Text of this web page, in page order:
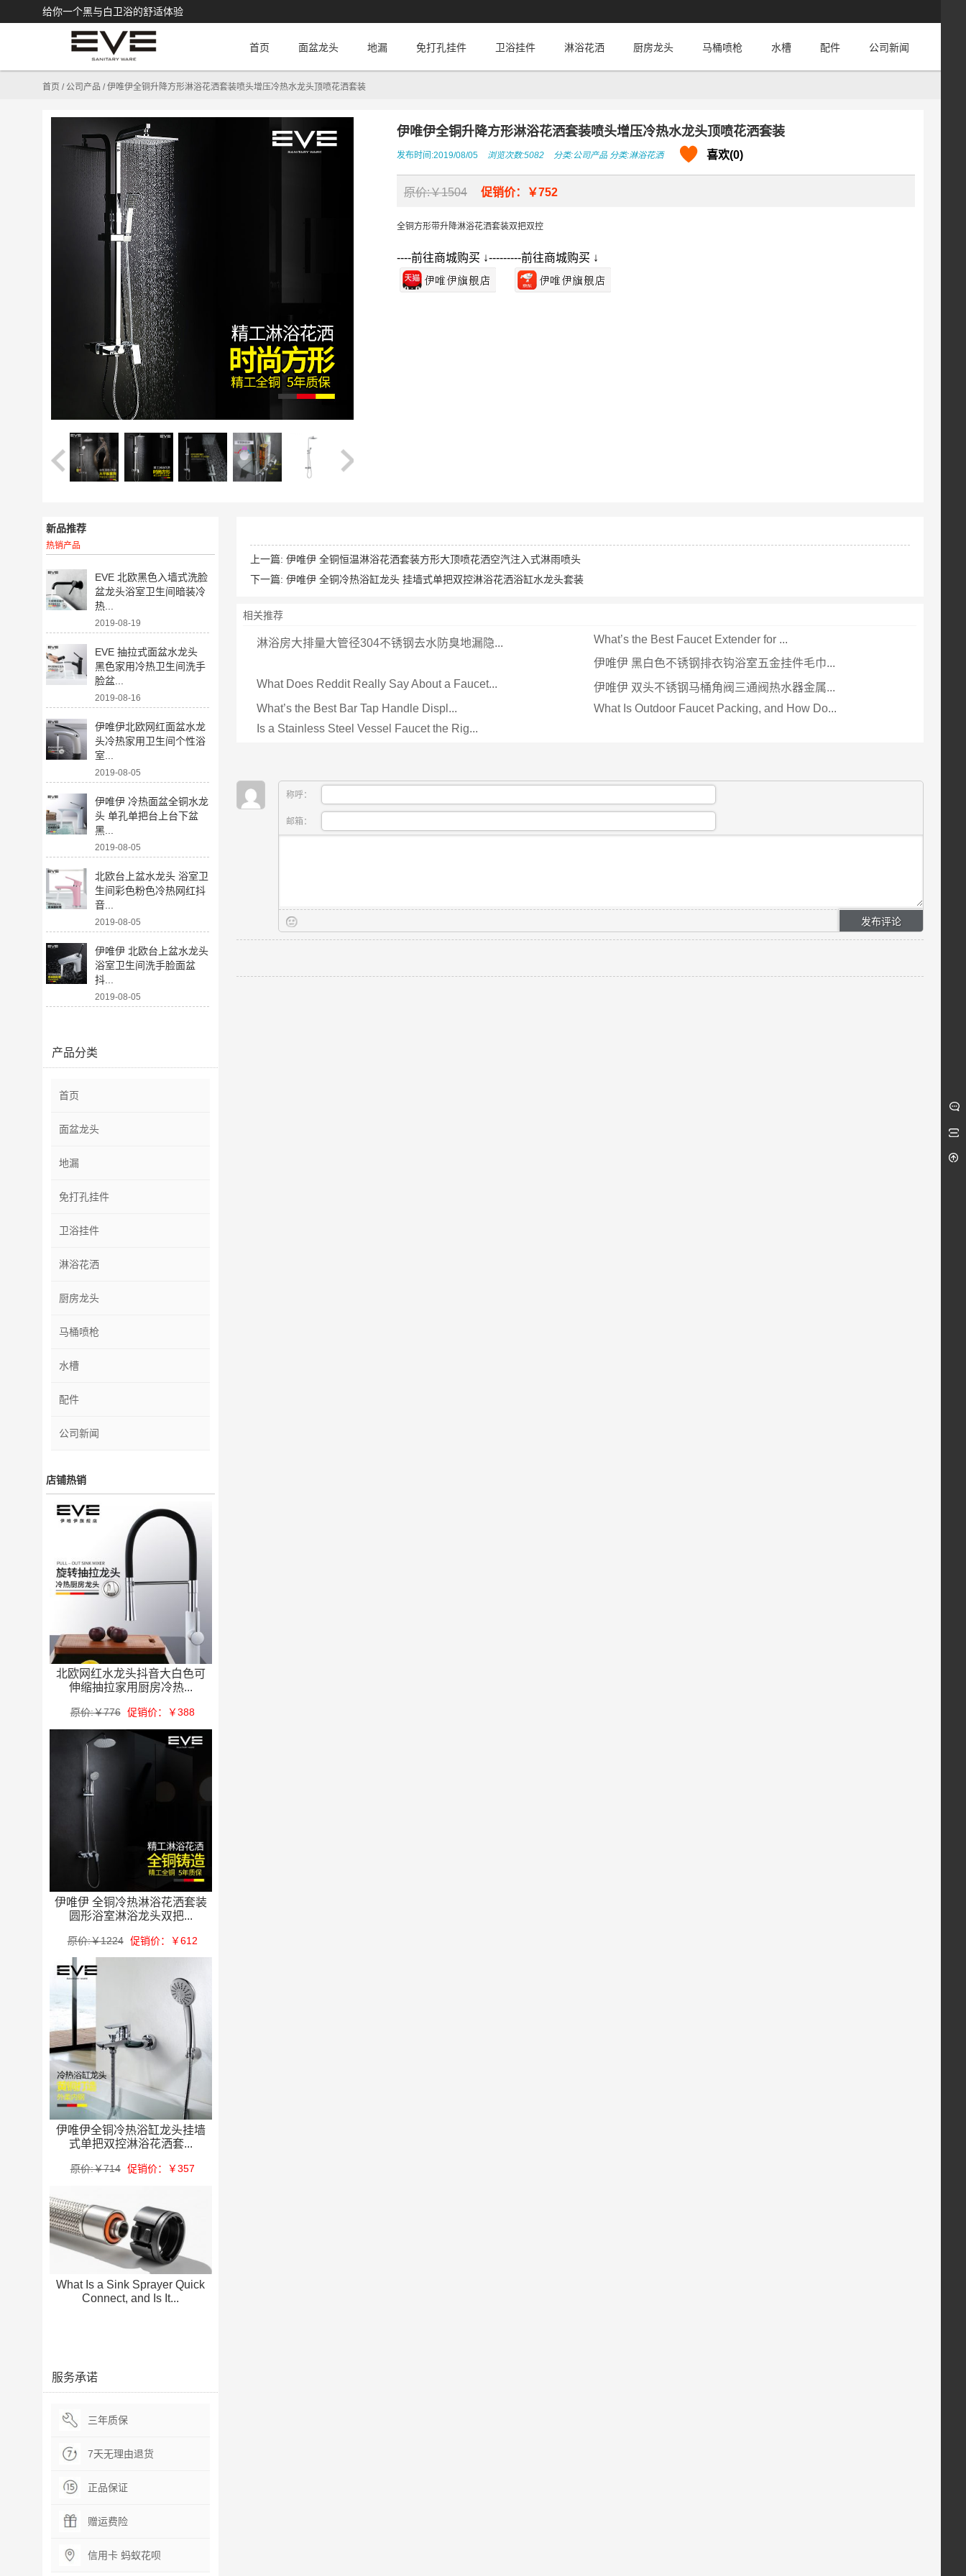
给你一个黑与白卫浴的舒适体验
首页 面盆龙头 地漏 免打孔挂件 卫浴挂件 淋浴花洒 厨房龙头 马桶喷枪 水槽 配件 公司新闻
首页 / 公司产品 /伊唯伊全铜升降方形淋浴花洒套装喷头增压冷热水龙头顶喷花洒套装
伊唯伊全铜升降方形淋浴花洒套装喷头增压冷热水龙头顶喷花洒套装
发布时间:2019/08/05 浏览次数:5082 分类:公司产品分类:淋浴花洒 喜欢(0)
原价:￥1504 促销价：￥752
全铜方形带升降淋浴花洒套装双把双控
----前往商城购买 ↓---------前往商城购买 ↓
上一篇: 伊唯伊 全铜恒温淋浴花洒套装方形大顶喷花洒空汽注入式淋雨喷头
下一篇: 伊唯伊 全铜冷热浴缸龙头 挂墙式单把双控淋浴花洒浴缸水龙头套装
相关推荐
淋浴房大排量大管径304不锈钢去水防臭地漏隐...
What’s the Best Faucet Extender for ...
伊唯伊 黑白色不锈钢排衣钩浴室五金挂件毛巾...
What Does Reddit Really Say About a Faucet...
伊唯伊 双头不锈钢马桶角阀三通阀热水器金属...
What’s the Best Bar Tap Handle Displ...
What Is Outdoor Faucet Packing, and How Do...
Is a Stainless Steel Vessel Faucet the Rig...
称呼：
邮箱：
新品推荐
热销产品
EVE 北欧黑色入墙式洗脸
盆龙头浴室卫生间暗装冷
热...
2019-08-19
EVE 抽拉式面盆水龙头
黑色家用冷热卫生间洗手
脸盆...
2019-08-16
伊唯伊北欧网红面盆水龙
头冷热家用卫生间个性浴
室...
2019-08-05
伊唯伊 冷热面盆全铜水龙
头 单孔单把台上台下盆
黑...
2019-08-05
北欧台上盆水龙头 浴室卫
生间彩色粉色冷热网红抖
音...
2019-08-05
伊唯伊 北欧台上盆水龙头
浴室卫生间洗手脸面盆
抖...
2019-08-05
产品分类
首页
面盆龙头
地漏
免打孔挂件
卫浴挂件
淋浴花洒
厨房龙头
马桶喷枪
水槽
配件
公司新闻
店铺热销
北欧网红水龙头抖音大白色可
伸缩抽拉家用厨房冷热...
原价:￥776 促销价：￥388
伊唯伊 全铜冷热淋浴花洒套装
圆形浴室淋浴龙头双把...
原价:￥1224 促销价：￥612
伊唯伊全铜冷热浴缸龙头挂墙
式单把双控淋浴花洒套...
原价:￥714 促销价：￥357
What Is a Sink Sprayer Quick
Connect, and Is It...
服务承诺
三年质保
7天无理由退货
正品保证
赠运费险
信用卡 蚂蚁花呗